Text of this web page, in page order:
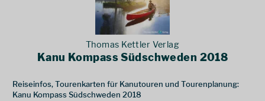
Thomas Kettler Verlag
Kanu Kompass Südschweden 2018
Reiseinfos, Tourenkarten für Kanutouren und Tourenplanung:
Kanu Kompass Südschweden 2018